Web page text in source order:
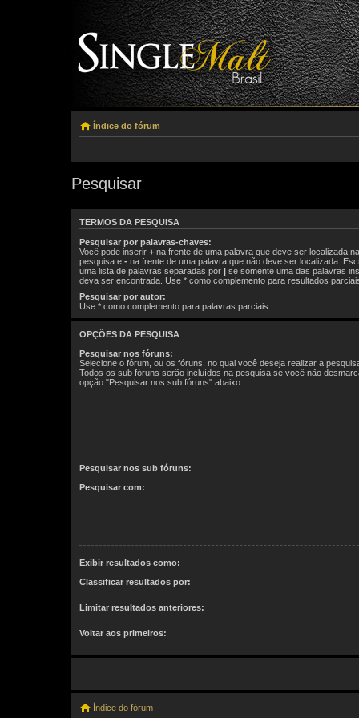
Índice do fórum
Pesquisar
TERMOS DA PESQUISA
Pesquisar por palavras-chaves:
Você pode inserir +na frente de uma palavra que deve ser localizada na
pesquisa e -na frente de uma palavra que não deve ser localizada.
uma lista de palavras separadas por |se somente uma das palavras
deva ser encontrada. Use * como complemento para resultados
Pesquisar por autor:
Use * como complemento para palavras parciais.
OPÇÕES DA PESQUISA
Pesquisar nos fóruns:
Selecione o fórum, ou os fóruns, no qual você deseja realizar a
Todos os sub fóruns serão incluídos na pesquisa se você não
opção "Pesquisar nos sub fóruns" abaixo.
Pesquisar nos sub fóruns:
Pesquisar com:
Exibir resultados como:
Classificar resultados por:
Limitar resultados anteriores:
Voltar aos primeiros:
Índice do fórum